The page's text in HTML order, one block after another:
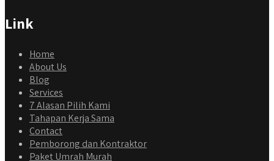
Link
Home
About Us
Blog
Services
7 Alasan Pilih Kami
Tahapan Kerja Sama
Contact
Pemborong dan Kontraktor
Paket Umrah Murah